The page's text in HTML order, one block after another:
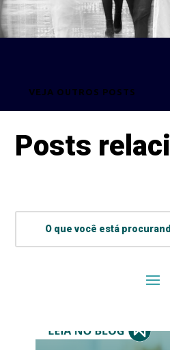
VEJA OUTROS POSTS
Posts